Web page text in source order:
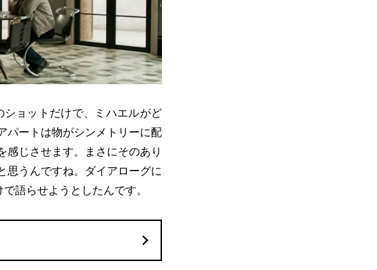
ョットだけで、ミハエルがど
パートは物がシンメトリーに配
じさせます。まさにそのあり
思うんですね。ダイアローグに
語らせようとしたんです。